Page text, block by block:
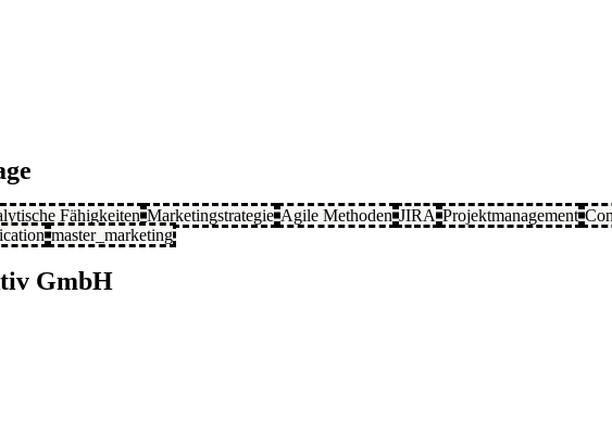
Fähigkeiten Marketingstrategie Agile Methoden JIRA Projektmanagement
master_marketing
GmbH